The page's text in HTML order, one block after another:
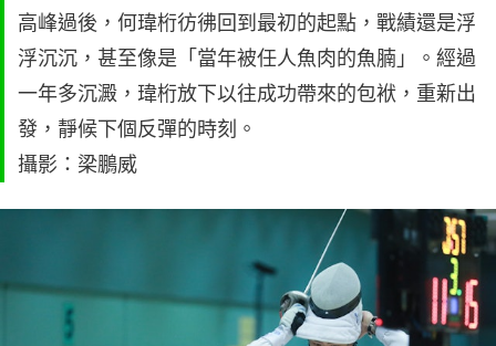
高峰過後，何瑋桁彷彿回到最初的起點，戰績還是浮
浮沉沉，甚至像是「當年被任人魚肉的魚腩」。經過
一年多沉澱，瑋桁放下以往成功帶來的包袱，重新出
發，靜候下個反彈的時刻。
攝影：梁鵬威